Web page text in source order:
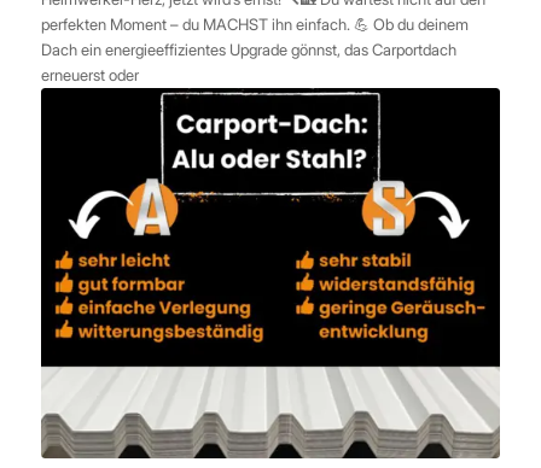
perfekten Moment – du MACHST ihn einfach. 💪 Ob du deinem
Dach ein energieeffizientes Upgrade gönnst, das Carportdach
erneuerst oder